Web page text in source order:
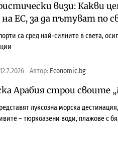
визи: Какви
ЕС, за да пътуват по
са сред най-силните в света,
12.7.2026 Автор: Economic.bg
Арабия строи своите
луксозна морска
– тюркоазени води, плажове с